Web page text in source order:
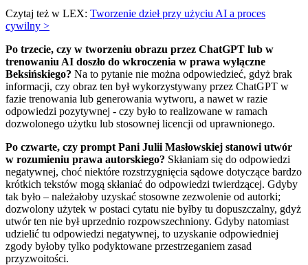
Czytaj też w LEX: Tworzenie dzieł przy użyciu AI a proces
cywilny >
Po trzecie, czy w tworzeniu obrazu przez ChatGPT lub w
trenowaniu AI doszło do wkroczenia w prawa wyłączne
Beksińskiego? Na to pytanie nie można odpowiedzieć, gdyż brak
informacji, czy obraz ten był wykorzystywany przez ChatGPT w
fazie trenowania lub generowania wytworu, a nawet w razie
odpowiedzi pozytywnej - czy było to realizowane w ramach
dozwolonego użytku lub stosownej licencji od uprawnionego.
Po czwarte, czy prompt Pani Julii Masłowskiej stanowi utwór
w rozumieniu prawa autorskiego? Skłaniam się do odpowiedzi
negatywnej, choć niektóre rozstrzygnięcia sądowe dotyczące bardzo
krótkich tekstów mogą skłaniać do odpowiedzi twierdzącej. Gdyby
tak było – należałoby uzyskać stosowne zezwolenie od autorki;
dozwolony użytek w postaci cytatu nie byłby tu dopuszczalny, gdyż
utwór ten nie był uprzednio rozpowszechniony. Gdyby natomiast
udzielić tu odpowiedzi negatywnej, to uzyskanie odpowiedniej
zgody byłoby tylko podyktowane przestrzeganiem zasad
przyzwoitości.